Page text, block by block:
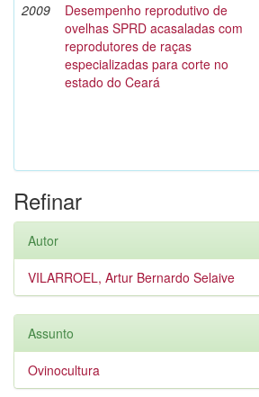
2009
Desempenho reprodutivo de
ovelhas SPRD acasaladas com
reprodutores de raças
especializadas para corte no
estado do Ceará
Refinar
Autor
VILARROEL, Artur Bernardo Selaive
Assunto
Ovinocultura